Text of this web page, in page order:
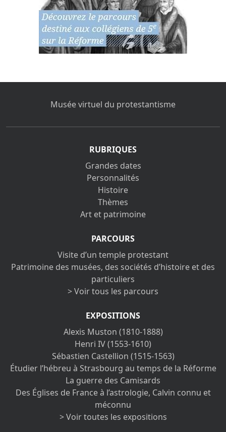
Musée virtuel du protestantisme
RUBRIQUES
Grandes dates
Personnalités
Histoire
Thèmes
Art et patrimoine
PARCOURS
Visite d’un temple protestant
Patrimoine des musées, des sociétés d’histoire et des
particuliers
> Voir tous les parcours
EXPOSITIONS
Alexis Muston (1810-1888)
Henri IV (1553-1610)
Sébastien Castellion (1515-1563)
Étudier l’hébreu à Strasbourg au temps de la Réforme
La guerre des Camisards
Des Églises de France à l’astrologie, Calvin connu et
méconnu
> Voir toutes les expositions